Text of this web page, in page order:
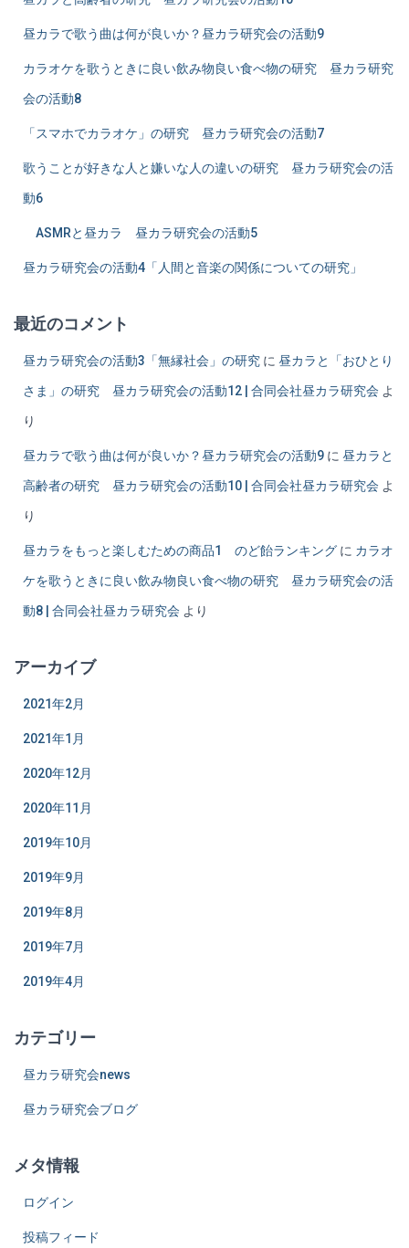
昼カラで歌う曲は何が良いか？昼カラ研究会の活動9
カラオケを歌うときに良い飲み物良い食べ物の研究 昼カラ研究
会の活動8
「スマホでカラオケ」の研究 昼カラ研究会の活動7
歌うことが好きな人と嫌いな人の違いの研究 昼カラ研究会の活
動6
ASMRと昼カラ 昼カラ研究会の活動5
昼カラ研究会の活動4「人間と音楽の関係についての研究」
最近のコメント
昼カラ研究会の活動3「無縁社会」の研究 に 昼カラと「おひとり
さま」の研究 昼カラ研究会の活動12 | 合同会社昼カラ研究会 よ
り
昼カラで歌う曲は何が良いか？昼カラ研究会の活動9 に 昼カラと
高齢者の研究 昼カラ研究会の活動10 | 合同会社昼カラ研究会 よ
り
昼カラをもっと楽しむための商品1 のど飴ランキング に カラオ
ケを歌うときに良い飲み物良い食べ物の研究 昼カラ研究会の活
動8 | 合同会社昼カラ研究会 より
アーカイブ
2021年2月
2021年1月
2020年12月
2020年11月
2019年10月
2019年9月
2019年8月
2019年7月
2019年4月
カテゴリー
昼カラ研究会news
昼カラ研究会ブログ
メタ情報
ログイン
投稿フィード